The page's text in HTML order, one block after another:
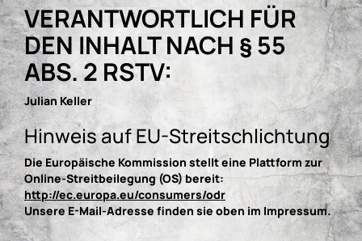
VERANTWORTLICH FÜR
DEN INHALT NACH § 55
ABS. 2 RSTV:
Julian Keller
Hinweis auf EU-Streitschlichtung
Die Europäische Kommission stellt eine Plattform zur
Online-Streitbeilegung (OS) bereit:
http://ec.europa.eu/consumers/odr
Unsere E-Mail-Adresse finden sie oben im Impressum.